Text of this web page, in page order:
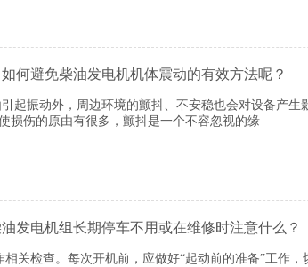
何避免柴油发电机机体震动的有效方法呢？
振动外，周边环境的颤抖、不安稳也会对设备产生
损伤的原由有很多，颤抖是一个不容忽视的缘
发电机组长期停车不用或在维修时注意什么？
关检查。每次开机前，应做好“起动前的准备”工作，